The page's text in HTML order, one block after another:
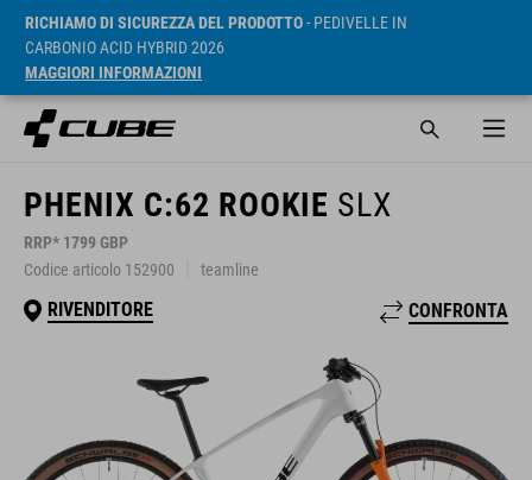
RICHIAMO DI SICUREZZA DEL PRODOTTO- PEDIVELLE IN
CARBONIO ACID HYBRID 2026
MAGGIORI INFORMAZIONI
PHENIX C:62 ROOKIE SLX
RRP* 1799 GBP
Codice articolo 152900
teamline
RIVENDITORE CONFRONTA